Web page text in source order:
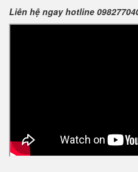
Liên hệ ngay hotline